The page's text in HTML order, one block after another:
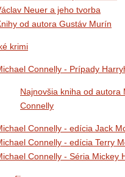
Neuer a jeho tvorba
od autora Gustáv Murín
krimi
Connelly - Prípady
Najnovšia kniha od autora
Connelly
Connelly - edícia Jack
Connelly - edícia Terry
Connelly - Séria Mickey